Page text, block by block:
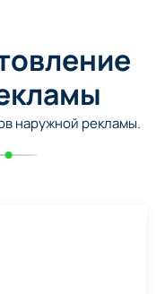
наружной рекламы.